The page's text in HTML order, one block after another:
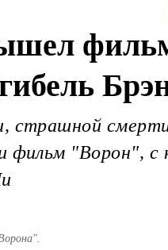
страшной
фильм "Ворон", с